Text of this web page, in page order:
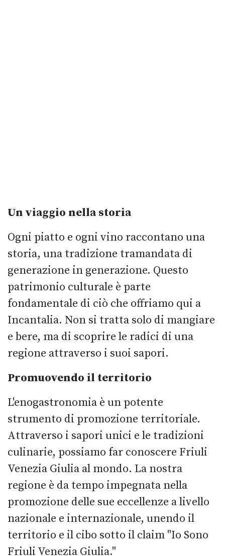
Un viaggio nella storia
Ogni piatto e ogni vino raccontano una
storia, una tradizione tramandata di
generazione in generazione. Questo
patrimonio culturale è parte
fondamentale di ciò che offriamo qui a
Incantalia. Non si tratta solo di mangiare
e bere, ma di scoprire le radici di una
regione attraverso i suoi sapori.
Promuovendo il territorio
L'enogastronomia è un potente
strumento di promozione territoriale.
Attraverso i sapori unici e le tradizioni
culinarie, possiamo far conoscere Friuli
Venezia Giulia al mondo. La nostra
regione è da tempo impegnata nella
promozione delle sue eccellenze a livello
nazionale e internazionale, unendo il
territorio e il cibo sotto il claim "Io Sono
Friuli Venezia Giulia."